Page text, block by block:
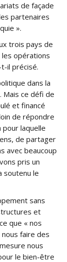
de façade
partenaires
».
trois pays de
les opérations
il précisé.
dans la
Mais ce défi de
et financé
de répondre
pour laquelle
de partager
avec beaucoup
pris un
soutenu le
sans
et
que « nos
faire des
nous
le bien-être